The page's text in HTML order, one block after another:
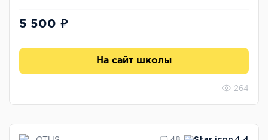
5 500 ₽
На сайт школы
264